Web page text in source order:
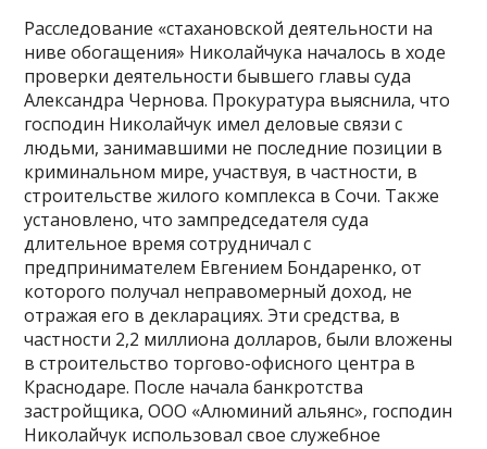
Расследование «стахановской деятельности на
ниве обогащения» Николайчука началось в ходе
проверки деятельности бывшего главы суда
Александра Чернова. Прокуратура выяснила, что
господин Николайчук имел деловые связи с
людьми, занимавшими не последние позиции в
криминальном мире, участвуя, в частности, в
строительстве жилого комплекса в Сочи. Также
установлено, что зампредседателя суда
длительное время сотрудничал с
предпринимателем Евгением Бондаренко, от
которого получал неправомерный доход, не
отражая его в декларациях. Эти средства, в
частности 2,2 миллиона долларов, были вложены
в строительство торгово-офисного центра в
Краснодаре. После начала банкротства
застройщика, ООО «Алюминий альянс», господин
Николайчук использовал свое служебное